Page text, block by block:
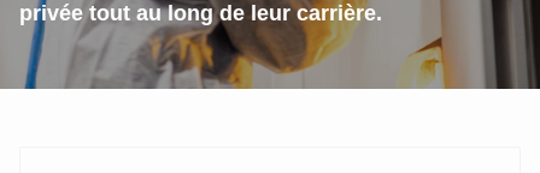
privée tout au long de leur carrière.